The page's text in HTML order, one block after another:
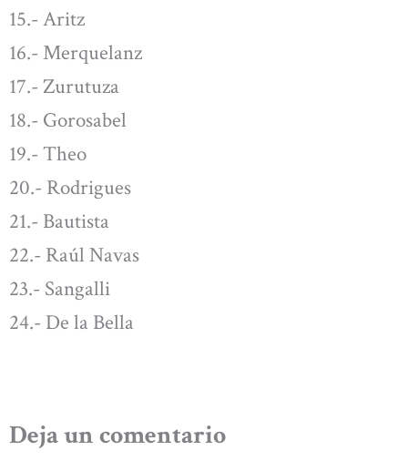
15.- Aritz
16.- Merquelanz
17.- Zurutuza
18.- Gorosabel
19.- Theo
20.- Rodrigues
21.- Bautista
22.- Raúl Navas
23.- Sangalli
24.- De la Bella
Deja un comentario